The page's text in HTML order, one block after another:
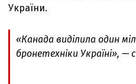
України.
«Канада виділила один
бронетехніки Україні», —